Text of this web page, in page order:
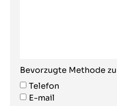
Bevorzugte Methode
Telefon
E-mail